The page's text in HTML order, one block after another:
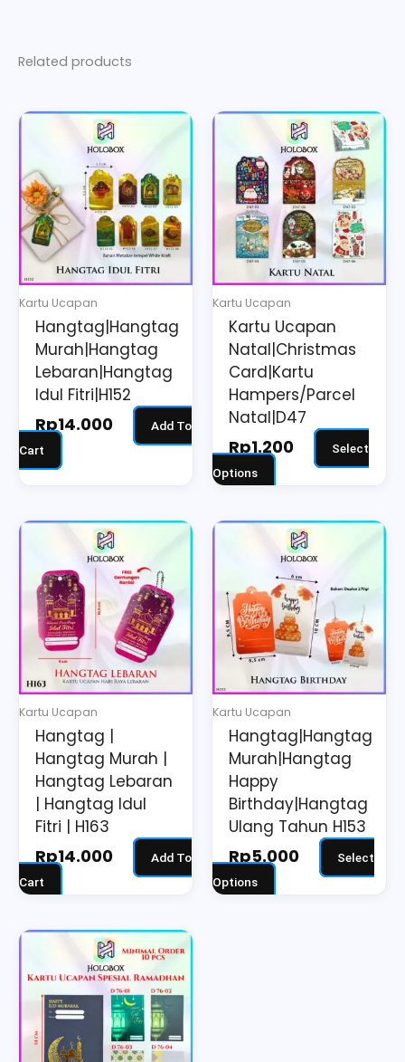
Related products
Kartu Ucapan
Hangtag|Hangtag
Murah|Hangtag
Lebaran|Hangtag
Idul Fitri|H152
Rp14.000
Add To
Cart
Kartu Ucapan
Kartu Ucapan
Natal|Christmas
Card|Kartu
Hampers/Parcel
Natal|D47
Rp1.200
Select
Options
This
product
has
multiple
variants.
The
options
be
chosen
on
the
product
page
Kartu Ucapan
Hangtag |
Hangtag Murah |
Hangtag Lebaran
| Hangtag Idul
Fitri | H163
Rp14.000
Add To
Cart
Kartu Ucapan
Hangtag|Hangtag
Murah|Hangtag
Happy
Birthday|Hangtag
Ulang Tahun H153
Rp5.000
Select
Options
This
product
has
multiple
variants.
The
options
chosen
on
the
product
page
This
product
multiple
variants.